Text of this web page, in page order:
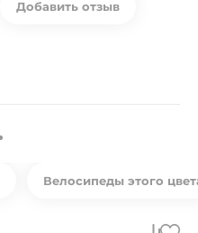
Добавить отзыв
Велосипеды этого